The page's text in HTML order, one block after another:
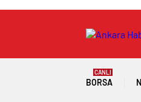
BORSA
CANLI